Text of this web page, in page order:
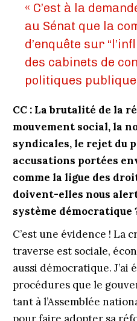
« C’est à la
au Sénat que la
d’enquête sur
des cabinets de
politiques
CC : La brutalité de la
mouvement social, la
syndicales, le rejet du
accusations portées
comme la ligue des
doivent-elles nous
système démocratique
C’est une évidence ! La
traverse est sociale,
aussi démocratique. J’ai
procédures que le
tant à l’Assemblée